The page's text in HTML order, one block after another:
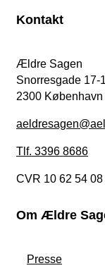
Kontakt
Ældre Sagen
Snorresgade 17-
2300 København
Tlf. 3396 8686
CVR 10 62 54 08
Om Ældre
Presse